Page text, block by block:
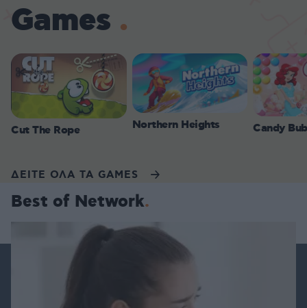
Games
Cut The Rope Northern Heights Candy
ΔΕΙΤΕ ΟΛΑ ΤΑ GAMES
Best of Network